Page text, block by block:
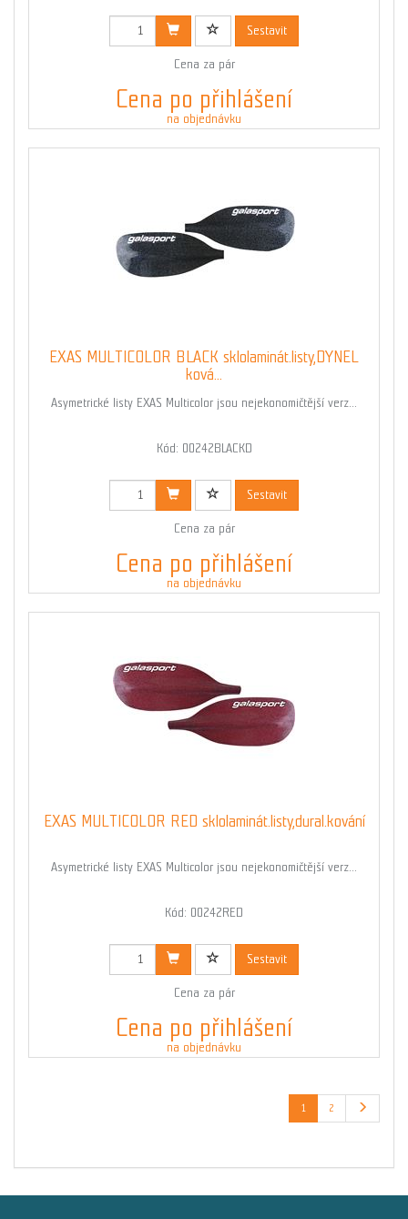
Sestavit
Cena za pár
Cena po přihlášení
na objednávku
EXAS MULTICOLOR BLACK sklolaminát.listy,DYNEL
ková...
Asymetrické listy EXAS Multicolor jsou nejekonomičtější verz...
Kód: 00242BLACKD
Sestavit
Cena za pár
Cena po přihlášení
na objednávku
EXAS MULTICOLOR RED sklolaminát.listy,dural.kování
Asymetrické listy EXAS Multicolor jsou nejekonomičtější verz...
Kód: 00242RED
Sestavit
Cena za pár
Cena po přihlášení
na objednávku
1 2